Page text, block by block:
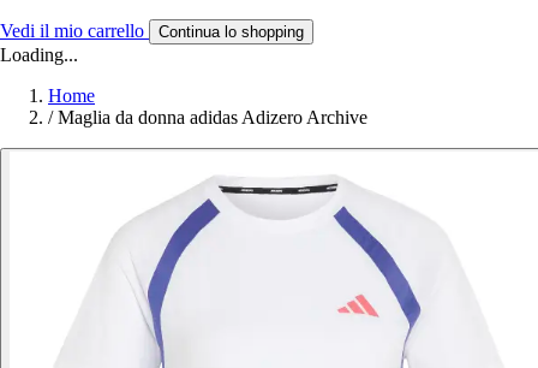
Vedi il mio carrello Continua lo shopping
Loading...
Home
/ Maglia da donna adidas Adizero Archive